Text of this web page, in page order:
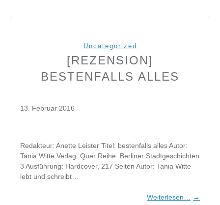
Uncategorized
[REZENSION]
BESTENFALLS ALLES
13. Februar 2016
Redakteur: Anette Leister Titel: bestenfalls alles Autor:
Tania Witte Verlag: Quer Reihe: Berliner Stadtgeschichten
3 Ausführung: Hardcover, 217 Seiten Autor: Tania Witte
lebt und schreibt…
Weiterlesen… →